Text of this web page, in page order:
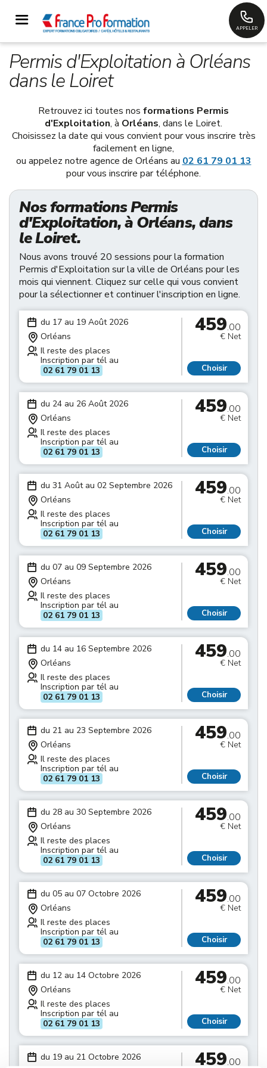
APPELER
Permis d'Exploitation à Orléans
dans le Loiret
Retrouvez ici toutes nos formations Permis
d'Exploitation, à Orléans, dans le Loiret.
Choisissez la date qui vous convient pour vous inscrire très
facilement en ligne,
ou appelez notre agence de Orléans au 02 61 79 01 13
pour vous inscrire par téléphone.
Nos formations Permis
d'Exploitation, à Orléans, dans
le Loiret.
Nous avons trouvé 20 sessions pour la formation
Permis d'Exploitation sur la ville de Orléans pour les
mois qui viennent. Cliquez sur celle qui vous convient
pour la sélectionner et continuer l'inscription en ligne.
du 17 au 19 Août 2026
Orléans
Il reste des places
Inscription par tél au
02 61 79 01 13
459.00
€ Net
Choisir
du 24 au 26 Août 2026
Orléans
Il reste des places
Inscription par tél au
02 61 79 01 13
459.00
€ Net
Choisir
du 31 Août au 02 Septembre 2026
Orléans
Il reste des places
Inscription par tél au
02 61 79 01 13
459.00
€ Net
Choisir
du 07 au 09 Septembre 2026
Orléans
Il reste des places
Inscription par tél au
02 61 79 01 13
459.00
€ Net
Choisir
du 14 au 16 Septembre 2026
Orléans
Il reste des places
Inscription par tél au
02 61 79 01 13
459.00
€ Net
Choisir
du 21 au 23 Septembre 2026
Orléans
Il reste des places
Inscription par tél au
02 61 79 01 13
459.00
€ Net
Choisir
du 28 au 30 Septembre 2026
Orléans
Il reste des places
Inscription par tél au
02 61 79 01 13
459.00
€ Net
Choisir
du 05 au 07 Octobre 2026
Orléans
Il reste des places
Inscription par tél au
02 61 79 01 13
459.00
€ Net
Choisir
du 12 au 14 Octobre 2026
Orléans
Il reste des places
Inscription par tél au
02 61 79 01 13
459.00
€ Net
Choisir
du 19 au 21 Octobre 2026
459.00